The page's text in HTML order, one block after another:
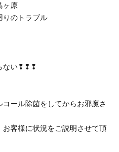
ヶ原
りのトラブル
ない❢❢❢
コール除菌をしてからお邪魔さ
お客様に状況をご説明させて頂